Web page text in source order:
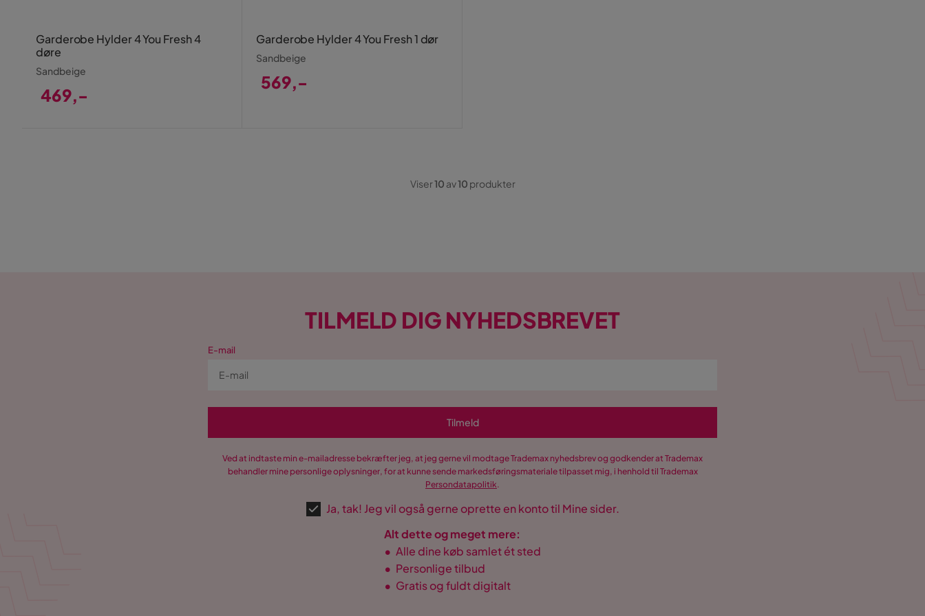
Garderobe Hylder 4 You Fresh 4
døre
Sandbeige
469,-
Garderobe Hylder 4 You Fresh 1 dør
Sandbeige
569,-
Viser10 av10 produkter
TILMELD DIG NYHEDSBREVET
E-mail
Tilmeld
Ved at indtaste min e-mailadresse bekræfter jeg, at jeg gerne vil modtage Trademax nyhedsbrev og godkender at Trademax
behandler mine personlige oplysninger, for at kunne sende markedsføringsmateriale tilpasset mig, i henhold til Trademax
Persondatapolitik.
Ja, tak! Jeg vil også gerne oprette en konto til Mine sider.
Alt dette og meget mere:
• Alle dine køb samlet ét sted
• Personlige tilbud
• Gratis og fuldt digitalt